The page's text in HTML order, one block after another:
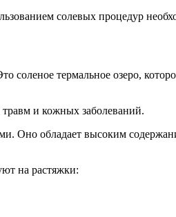
солевых процедур
термальное озеро,
и кожных заболеваний.
Оно обладает высоким
на растяжки: